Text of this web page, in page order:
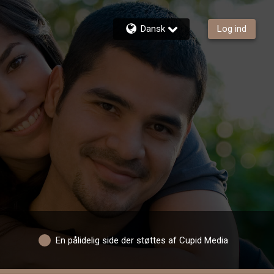
Dansk Log ind
En pålidelig side der støttes af Cupid Media